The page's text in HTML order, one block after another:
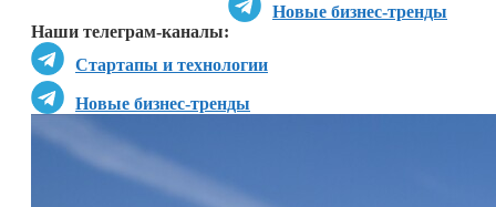
Новые бизнес-тренды
Наши телеграм-каналы:
Стартапы и технологии
Новые бизнес-тренды